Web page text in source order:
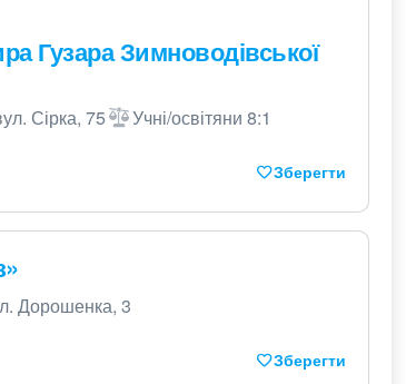
Гузара Зимноводівської
Сірка, 75 Учні/освітяни 8:1
Зберегти
Дорошенка, 3
Зберегти